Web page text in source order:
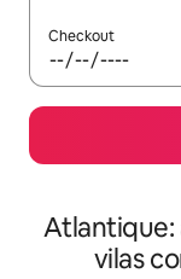
Checkout
vilas